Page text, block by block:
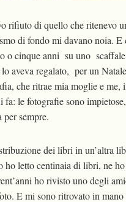
rifiuto di quello che ritenevo
di fondo mi davano noia.
o cinque anni su uno
aveva regalato, per un
che ritrae mia moglie e
le fotografie sono
per sempre.
dei libri in un’altra
ho letto centinaia di libri, ne
ho rivisto uno degli
E mi sono ritrovato in